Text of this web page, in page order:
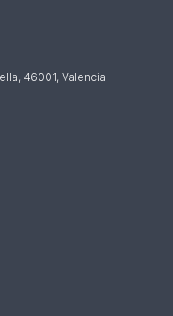
, 46001, Valencia